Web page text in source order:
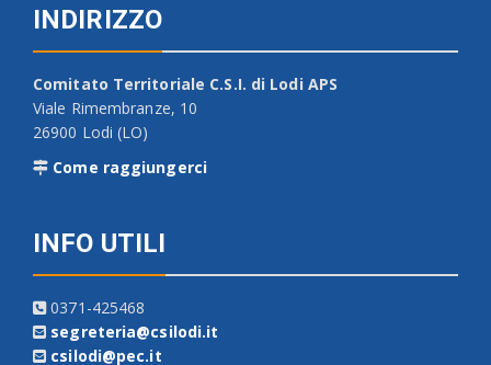
INDIRIZZO
Comitato Territoriale C.S.I. di Lodi APS
Viale Rimembranze, 10
26900 Lodi (LO)
Come raggiungerci
INFO UTILI
0371-425468
segreteria@csilodi.it
csilodi@pec.it